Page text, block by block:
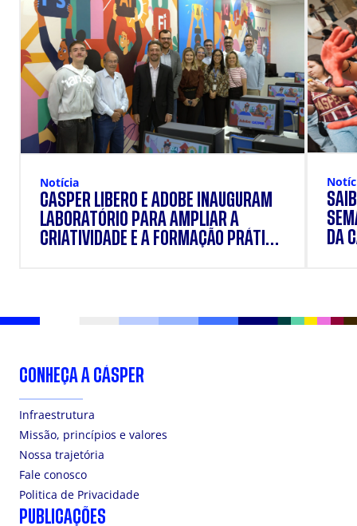
Notícia
CÁSPER LÍBERO E ADOBE INAUGURAM
LABORATÓRIO PARA AMPLIAR A
CRIATIVIDADE E A FORMAÇÃO PRÁTICA
DA
CONHEÇA A CÁSPER
Infraestrutura
Missão, princípios e valores
Nossa trajetória
Fale conosco
Politica de Privacidade
PUBLICAÇÕES